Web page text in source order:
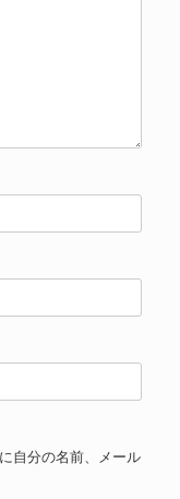
自分の名前、メール